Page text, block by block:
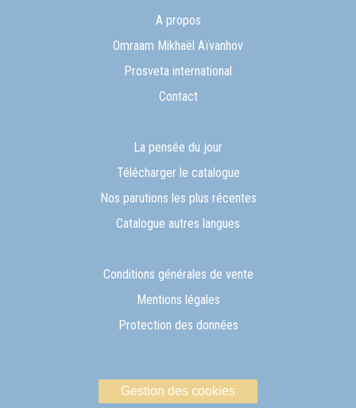
A propos
Omraam Mikhaël Aïvanhov
Prosveta international
Contact
La pensée du jour
Télécharger le catalogue
Nos parutions les plus récentes
Catalogue autres langues
Conditions générales de vente
Mentions légales
Protection des données
Gestion des cookies